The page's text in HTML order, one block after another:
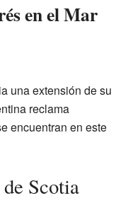
en el Mar
una extensión de su
reclama
encuentran en este
Scotia